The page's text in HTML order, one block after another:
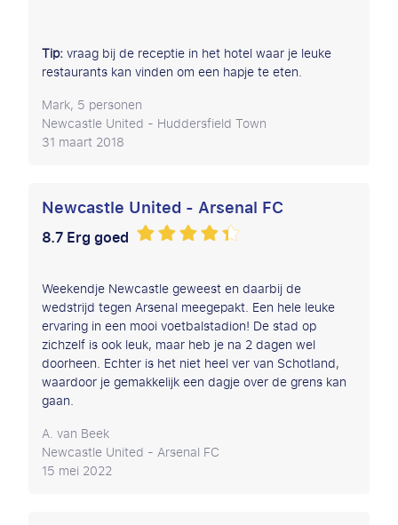
Tip:vraag bij de receptie in het hotel waar je leuke
restaurants kan vinden om een hapje te eten.
Mark, 5 personen
Newcastle United - Huddersfield Town
31 maart 2018
Newcastle United - Arsenal FC
8.7 Erg goed
Weekendje Newcastle geweest en daarbij de
wedstrijd tegen Arsenal meegepakt. Een hele leuke
ervaring in een mooi voetbalstadion! De stad op
zichzelf is ook leuk, maar heb je na 2 dagen wel
doorheen. Echter is het niet heel ver van Schotland,
waardoor je gemakkelijk een dagje over de grens kan
gaan.
A. van Beek
Newcastle United - Arsenal FC
15 mei 2022